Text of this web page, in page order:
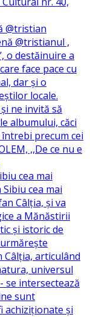
@tristian
cea mai